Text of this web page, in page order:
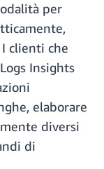
per
clienti che
Insights
elaborare
diversi
di